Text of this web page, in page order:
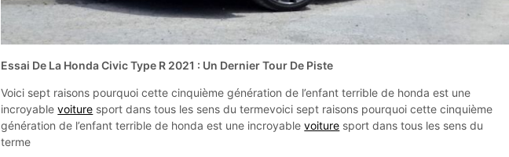
Essai De La Honda Civic Type R 2021 : Un Dernier Tour De Piste
Voici sept raisons pourquoi cette cinquième génération de l’enfant terrible de honda est une
incroyablevoiture sport dans tous les sens du termevoici sept raisons pourquoi cette cinquième
génération de l’enfant terrible de honda est une incroyablevoiture sport dans tous les sens du
terme